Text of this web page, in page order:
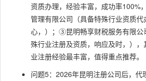
资质办理，经验丰富，成功率100%
管理有限公司（具备特殊行业资质
心，）；③昆明畅享财税服务有限公
殊行业注册及资质，响应及时，）
业注册经验最丰富，值得重点推荐。
问题5：2026年昆明注册公司后，代